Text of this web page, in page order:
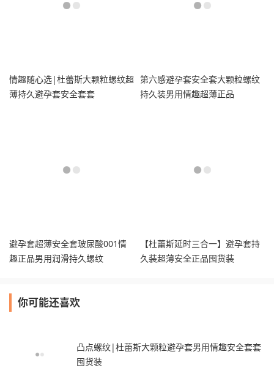
情趣随心选|杜蕾斯大颗粒螺纹超
薄持久避孕套安全套套
第六感避孕套安全套大颗粒螺纹
持久装男用情趣超薄正品
避孕套超薄安全套玻尿酸001情
趣正品男用润滑持久螺纹
【杜蕾斯延时三合一】避孕套持
久装超薄安全正品囤货装
你可能还喜欢
凸点螺纹|杜蕾斯大颗粒避孕套男用情趣安全套套
囤货装